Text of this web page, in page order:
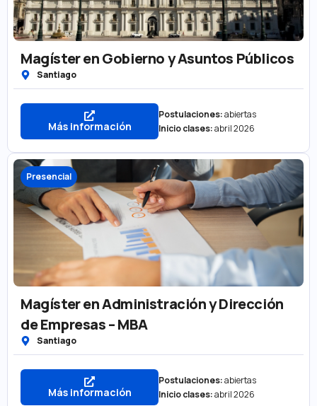
Magíster en Gobierno y Asuntos Públicos
Santiago
Más información
Postulaciones:abiertas
Inicio clases:abril 2026
Presencial
Magíster en Administración y Dirección
de Empresas – MBA
Santiago
Más información
Postulaciones:abiertas
Inicio clases:abril 2026